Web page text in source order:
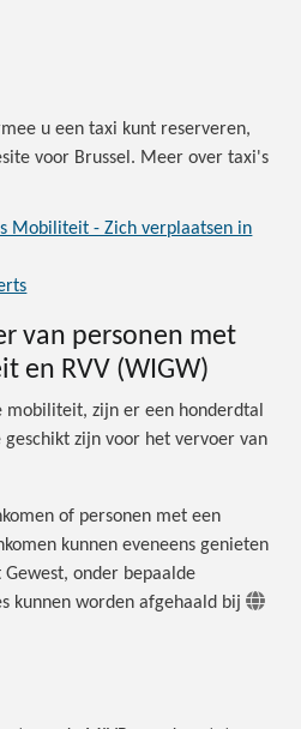
u een taxi kunt reserveren,
voor Brussel. Meer over taxi's
Mobiliteit - Zich verplaatsen in
van personen met
en RVV (WIGW)
mobiliteit, zijn er een honderdtal
zijn voor het vervoer van
of personen met een
kunnen eveneens genieten
onder bepaalde
kunnen worden afgehaald bij